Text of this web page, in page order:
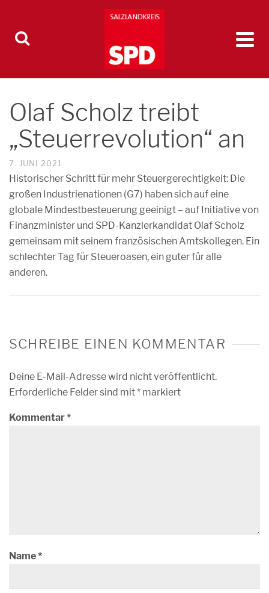
Olaf Scholz treibt
„Steuerrevolution“ an
7. JUNI 2021
Historischer Schritt für mehr Steuergerechtigkeit: Die
großen Industrienationen (G7) haben sich auf eine
globale Mindestbesteuerung geeinigt – auf Initiative von
Finanzminister und SPD-Kanzlerkandidat Olaf Scholz
gemeinsam mit seinem französischen Amtskollegen. Ein
schlechter Tag für Steueroasen, ein guter für alle
anderen.
SCHREIBE EINEN KOMMENTAR
Deine E-Mail-Adresse wird nicht veröffentlicht.
Erforderliche Felder sind mit* markiert
Kommentar*
Name*